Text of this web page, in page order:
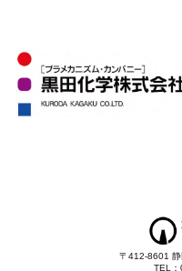
〒412-8601
TEL